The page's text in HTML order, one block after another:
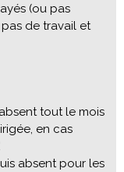
(ou pas
de travail et
tout le mois
en cas
absent pour les